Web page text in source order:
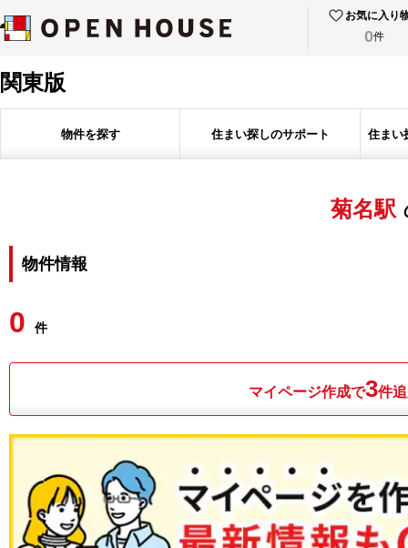
お気に入り
0件
関東版
物件を探す 住まい探しのサポート 住まい
菊名駅
物件情報
0 件
マイページ作成で3件追